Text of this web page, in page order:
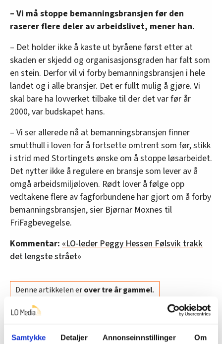
Samtykke Detaljer Annonseinnstillinger Om
– Vi må stoppe bemanningsbransjen før den
raserer flere deler av arbeidslivet, mener han.
– Det holder ikke å kaste ut byråene først etter at
skaden er skjedd og organisasjonsgraden har falt som
en stein. Derfor vil vi forby bemanningsbransjen i hele
landet og i alle bransjer. Det er fullt mulig å gjøre. Vi
skal bare ha lovverket tilbake til der det var før år
2000, var budskapet hans.
– Vi ser allerede nå at bemanningsbransjen finner
smutthull i loven for å fortsette omtrent som før, stikk
i strid med Stortingets ønske om å stoppe løsarbeidet.
Det nytter ikke å regulere en bransje som lever av å
omgå arbeidsmiljøloven. Rødt lover å følge opp
vedtakene flere av fagforbundene har gjort om å forby
bemanningsbransjen, sier Bjørnar Moxnes til
FriFagbevegelse.
Kommentar: «LO-leder Peggy Hessen Følsvik trakk
det lengste strået»
Denne artikkelen erover tre år gammel.
arbeidsliv Nyheter Rødt Bemanningsbyrå